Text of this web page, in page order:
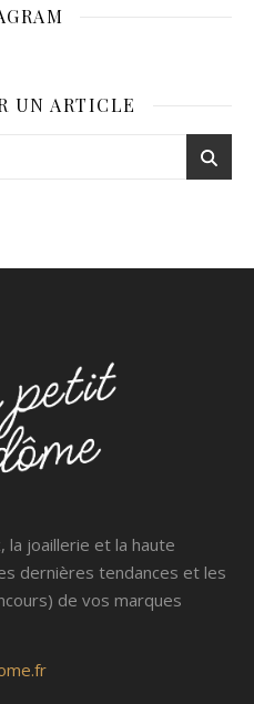
UN ARTICLE
la joaillerie et la haute
dernières tendances et les
de vos marques